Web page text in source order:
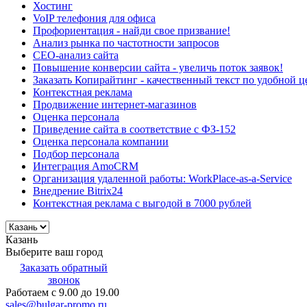
Хостинг
VoIP телефония для офиса
Профориентация - найди свое призвание!
Анализ рынка по частотности запросов
СЕО-анализ сайта
Повышение конверсии сайта - увеличь поток заявок!
Заказать Копирайтинг - качественный текст по удобной
Контекстная реклама
Продвижение интернет-магазинов
Оценка персонала
Приведение сайта в соответствие с ФЗ-152
Оценка персонала компании
Подбор персонала
Интеграция AmoCRM
Организация удаленной работы: WorkPlace-as-a-Service
Внедрение Bitrix24
Контекстная реклама с выгодой в 7000 рублей
Казань
Выберите ваш город
Заказать обратный
звонок
Работаем с 9.00 до 19.00
sales@bulgar-promo.ru